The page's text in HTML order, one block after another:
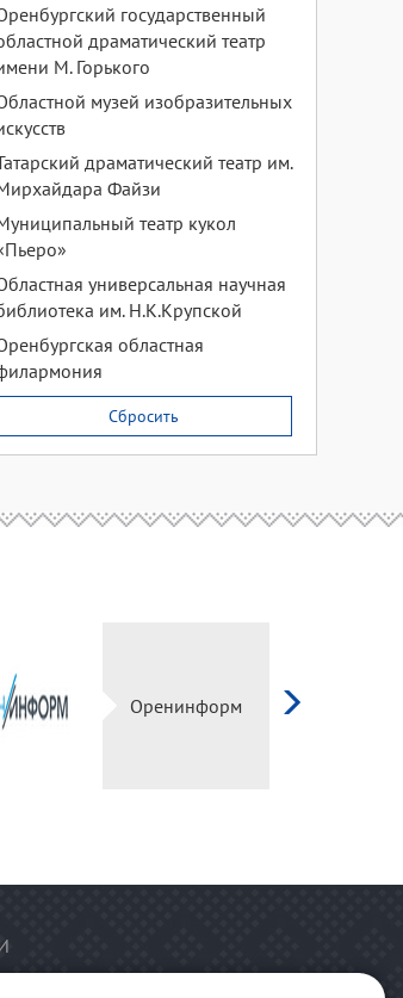
государственный
драматический театр
М. Горького
музей изобразительных
драматический театр им.
Файзи
театр кукол
универсальная научная
им. Н.К.Крупской
областная
Сбросить
Оренинформ